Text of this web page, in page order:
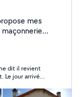
mes
dit il revient
Le jour arrivé